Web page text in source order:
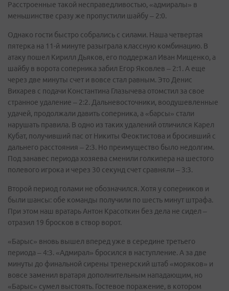
Расстроенные такой несправедливостью, «адмиралы» в
меньшинстве сразу же пропустили шайбу – 2:0.
Однако гости быстро собрались с силами. Наша четвертая
пятерка на 11-й минуте разыграла классную комбинацию. В
атаку пошел Кирилл Дьяков, его поддержал Иван Мищенко, а
шайбу в ворота соперника забил Егор Яковлев – 2:1. А еще
через две минуты счет и вовсе стал равным. Это Денис
Вихарев с подачи Константина Глазычева отомстил за свое
странное удаление – 2:2. Дальневосточники, воодушевленные
удачей, продолжали давить соперника, а «барсы» стали
нарушать правила. В одно из таких удалений отличился Карел
Кубат, получивший пас от Никиты Феоктистова и бросивший с
дальнего расстояния – 2:3. Но преимущество было недолгим.
Под занавес периода хозяева сменили голкипера на шестого
полевого игрока и через 30 секунд счет сравняли – 3:3.
Второй период голами не обозначился. Хотя у соперников и
были шансы: обе команды получили по шесть минут штрафа.
При этом наш вратарь Антон Красоткин без дела не сидел –
отразил 19 бросков в створ ворот.
«Барыс» вновь вышел вперед уже в середине третьего
периода – 4:3. «Адмирал» бросился в наступление. А за две
минуты до финальной сирены тренерский штаб «моряков» и
вовсе заменил вратаря дополнительным нападающим, но
«Барыс» сумел выстоять. Гостевое поражение, в котором